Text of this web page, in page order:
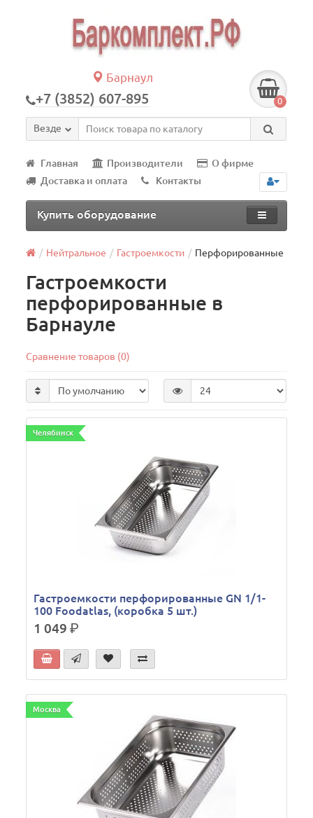
Барнаул
+7 (3852) 607-895 0
Везде
Главная Производители
О фирме
Доставка и оплата
Контакты
Купить оборудование
Нейтральное Гастроемкости Перфорированные
Гастроемкости
перфорированные в
Барнауле
Сравнение товаров (0)
Челябинск
Гастроемкости перфорированные GN 1/1-
100 Foodatlas, (коробка 5 шт.)
1 049р.
Москва